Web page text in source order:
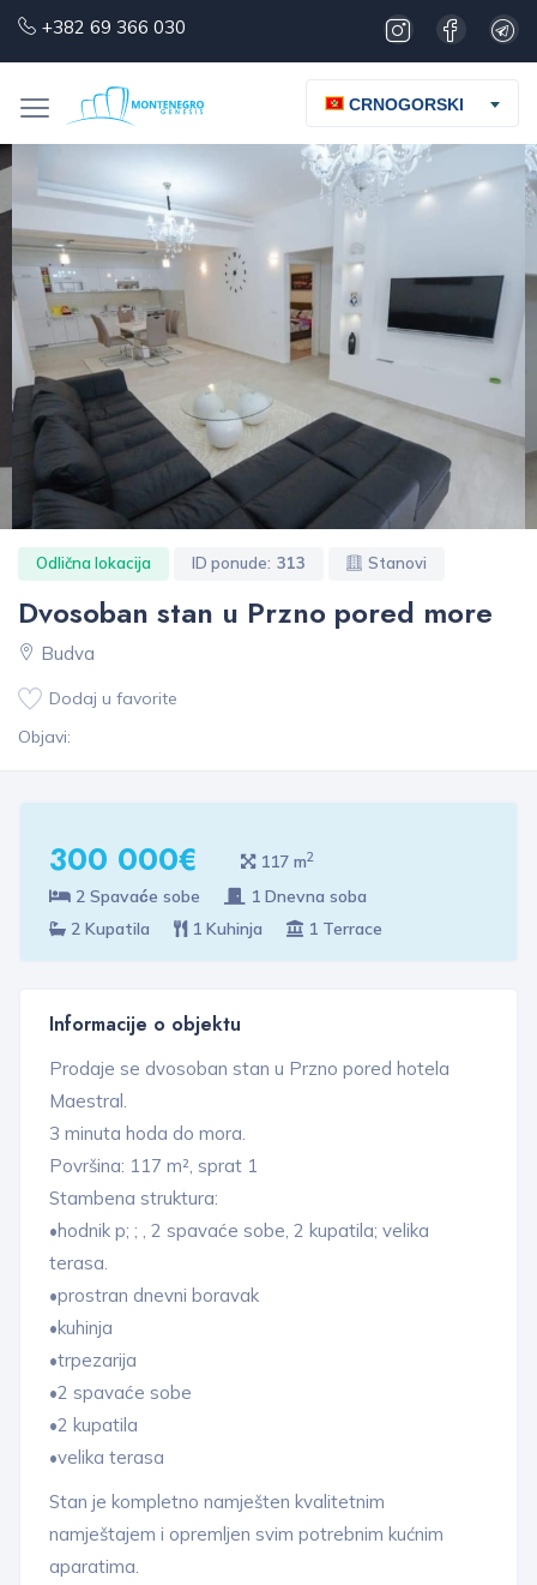
+382 69 366 030
CRNOGORSKI
Odlična lokacija ID ponude: 313 Stanovi
Dvosoban stan u Przno pored more
Budva
Dodaj u favorite
Objavi:
300 000€ 117 m2
2 Spavaće sobe
1 Dnevna soba
2 Kupatila
1 Kuhinja 1 Terrace
Informacije o objektu
Prodaje se dvosoban stan u Przno pored hotela
Maestral.
3 minuta hoda do mora.
Površina: 117 m², sprat 1
Stambena struktura:
•hodnik p; ; , 2 spavaće sobe, 2 kupatila; velika
terasa.
•prostran dnevni boravak
•kuhinja
•trpezarija
•2 spavaće sobe
•2 kupatila
•velika terasa
Stan je kompletno namješten kvalitetnim
namještajem i opremljen svim potrebnim kućnim
aparatima.